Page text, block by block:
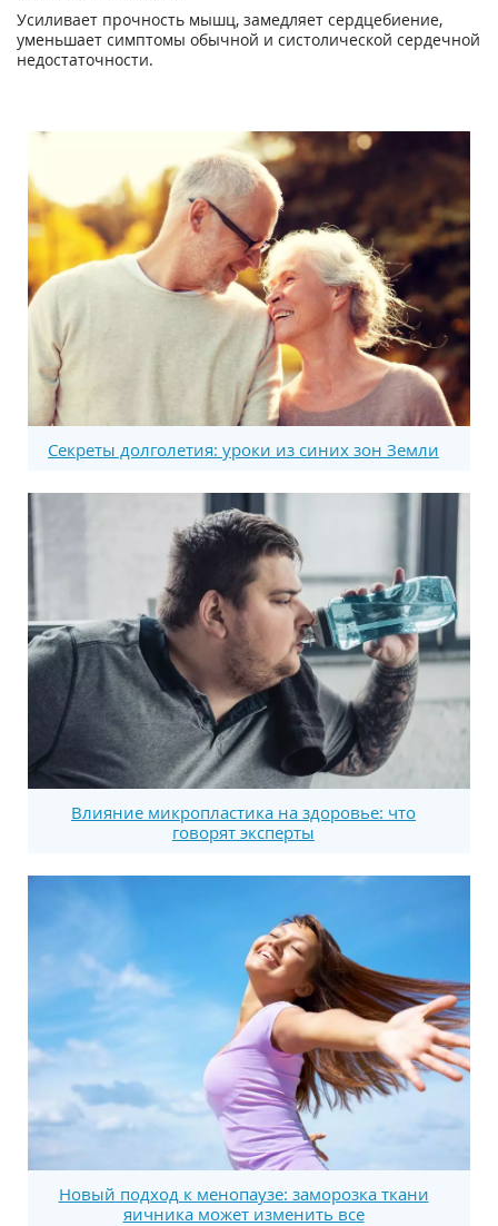
Усиливает прочность мышц, замедляет сердцебиение,
уменьшает симптомы обычной и систолической сердечной
недостаточности.
Секреты долголетия: уроки из синих зон Земли
Влияние микропластика на здоровье: что
говорят эксперты
Новый подход к менопаузе: заморозка ткани
яичника может изменить все